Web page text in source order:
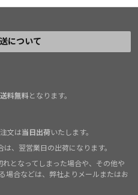
について
送料無料となります。
文は当日出荷いたします。
、翌営業日の出荷になります。
となってしまった場合や、その他や
場合などは、弊社よりメールまたはお